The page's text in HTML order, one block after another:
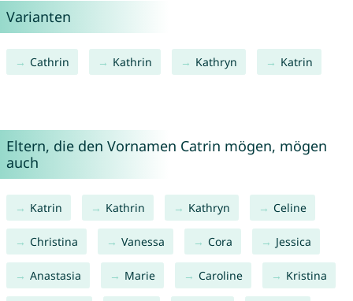
Varianten
Cathrin Kathrin Kathryn Katrin
Eltern, die den Vornamen Catrin mögen, mögen
auch
Katrin Kathrin Kathryn Celine
Christina Vanessa Cora Jessica
Anastasia Marie Caroline Kristina